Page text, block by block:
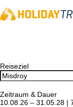
Reiseziel
Zeitraum & Dauer
10.08.26 – 31.05.28 |